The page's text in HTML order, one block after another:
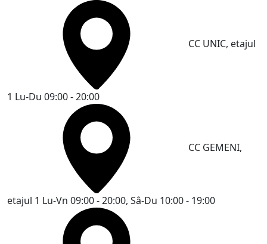
CC UNIC, etajul
1 Lu-Du 09:00 - 20:00
CC GEMENI,
etajul 1 Lu-Vn 09:00 - 20:00, Sâ-Du 10:00 - 19:00